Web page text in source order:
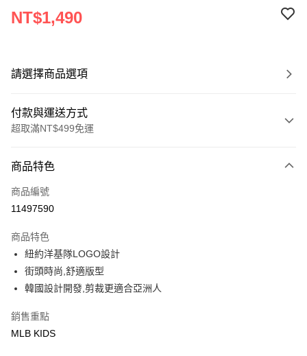
NT$1,490
請選擇商品選項
付款與運送方式
超取滿NT$499免運
信用卡一次付款
超商取貨付款
Apple Pay
街口支付
運送方式
商品特色
商品編號
11497590
商品特色
紐約洋基隊LOGO設計
街頭時尚,舒適版型
韓國設計開發,剪裁更適合亞洲人
銷售重點
MLB KIDS